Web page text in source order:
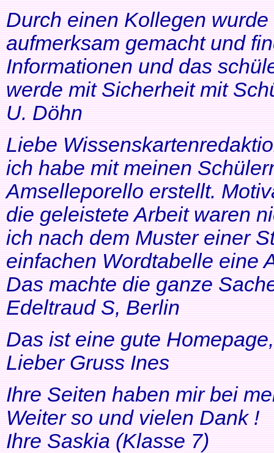
Durch einen Kollegen
aufmerksam gemacht und
Informationen und das
werde mit Sicherheit mit
U. Döhn
Liebe
ich habe mit meinen
Amselleporello erstellt.
die geleistete Arbeit waren
ich nach dem Muster einer
einfachen Wordtabelle eine
Das machte die ganze
Edeltraud S, Berlin
Das ist eine gute
Lieber Gruss Ines
Ihre Seiten haben mir bei
Weiter so und vielen Dank !
Ihre Saskia (Klasse 7)